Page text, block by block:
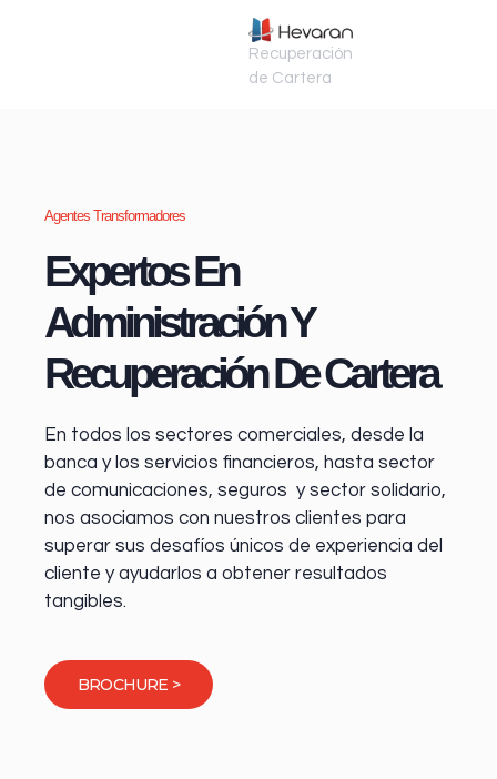
Recuperación
de Cartera
Agentes Transformadores
Expertos En
Administración Y
Recuperación De Cartera
En todos los sectores comerciales, desde la
banca y los servicios financieros, hasta sector
de comunicaciones, seguros y sector solidario,
nos asociamos con nuestros clientes para
superar sus desafíos únicos de experiencia del
cliente y ayudarlos a obtener resultados
tangibles.
BROCHURE >